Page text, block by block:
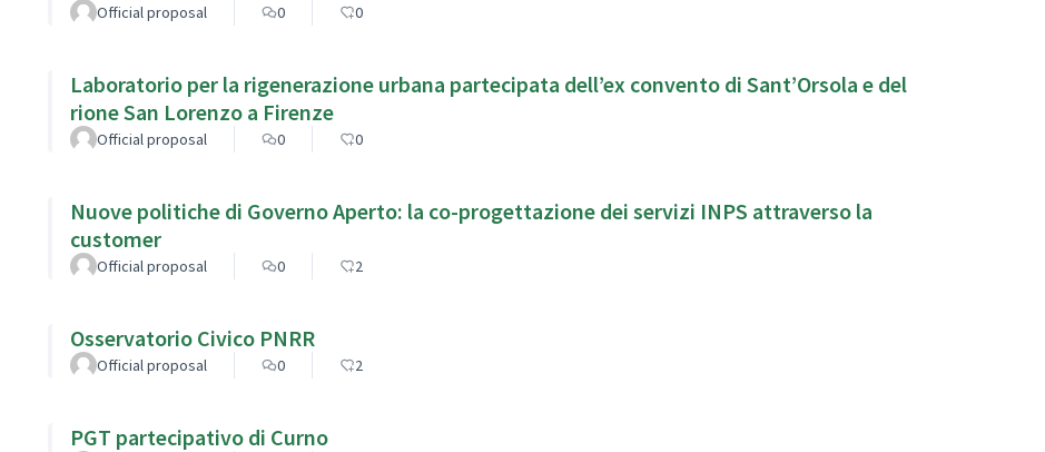
Official proposal 0 0
Laboratorio per la rigenerazione urbana partecipata dell’ex convento di Sant’Orsola e del
rione San Lorenzo a Firenze
Official proposal 0 0
Nuove politiche di Governo Aperto: la co-progettazione dei servizi INPS attraverso la
customer
Official proposal 0 2
Osservatorio Civico PNRR
Official proposal 0 2
PGT partecipativo di Curno